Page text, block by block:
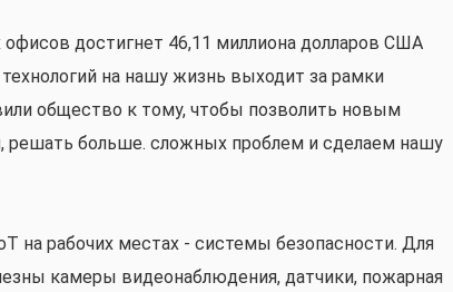
достигнет 46,11 миллиона долларов США
на нашу жизнь выходит за рамки
общество к тому, чтобы позволить новым
решать больше. сложных проблем и сделаем нашу
на рабочих местах - системы безопасности. Для
камеры видеонаблюдения, датчики, пожарная